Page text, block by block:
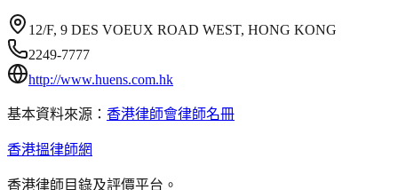
12/F, 9 DES VOEUX ROAD WEST, HONG KONG
2249-7777
http://www.huens.com.hk
基本資料來源： 香港律師會律師名冊
香港搵律師網
香港律師目錄及評價平台。